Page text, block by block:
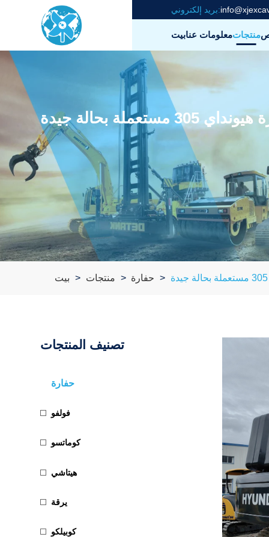
بريد إلكتروني:
بيتمعلومات عنامنتجات
305 مستعملة بحالة جيدة
بيت منتجات حفارة
تصنيف المنتجات
حفارة
فولفو
كوماتسو
هيتاشي
يرقة
كوبيلكو